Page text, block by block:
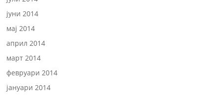
јуни 2014
мај 2014
април 2014
март 2014
февруари 2014
јануари 2014